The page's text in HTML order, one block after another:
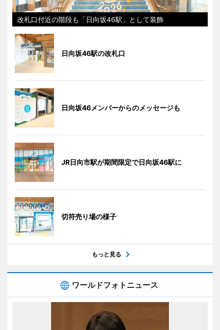
改札口付近の階段も「日向坂46駅」として装飾
日向坂46駅の改札口
日向坂46メンバーからのメッセージも
JR日向市駅が期間限定で日向坂46駅に
切符売り場の様子
もっと見る
ワールドフォトニュース